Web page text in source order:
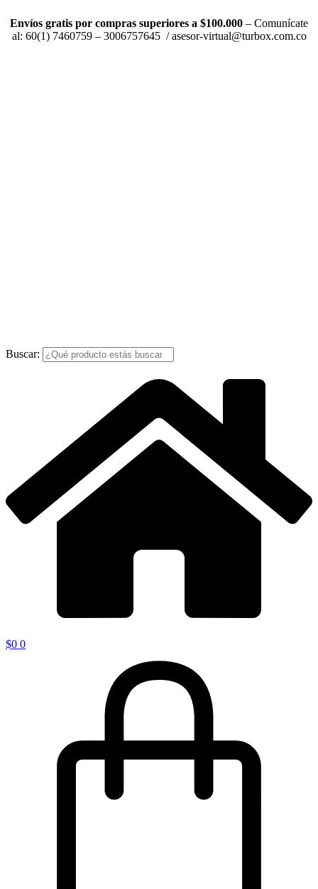
Envíos gratis por compras superiores a $100.000 – Comunícate
al: 60(1) 7460759 – 3006757645 / asesor-virtual@turbox.com.co
Buscar:
$0 0